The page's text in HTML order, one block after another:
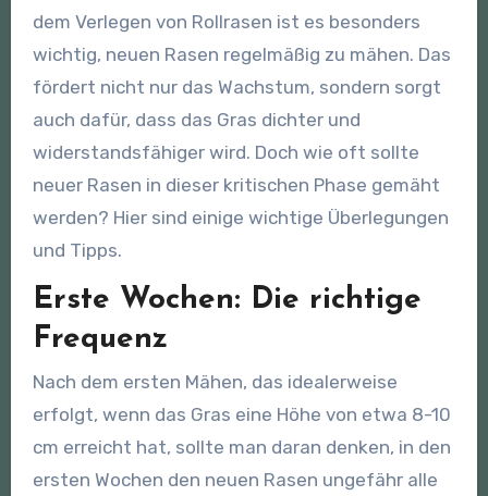
dem Verlegen von Rollrasen ist es besonders
wichtig, neuen Rasen regelmäßig zu mähen. Das
fördert nicht nur das Wachstum, sondern sorgt
auch dafür, dass das Gras dichter und
widerstandsfähiger wird. Doch wie oft sollte
neuer Rasen in dieser kritischen Phase gemäht
werden? Hier sind einige wichtige Überlegungen
und Tipps.
Erste Wochen: Die richtige
Frequenz
Nach dem ersten Mähen, das idealerweise
erfolgt, wenn das Gras eine Höhe von etwa 8-10
cm erreicht hat, sollte man daran denken, in den
ersten Wochen den neuen Rasen ungefähr alle